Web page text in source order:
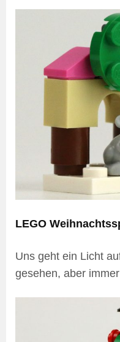
LEGO
Uns geht ein Licht
gesehen, aber